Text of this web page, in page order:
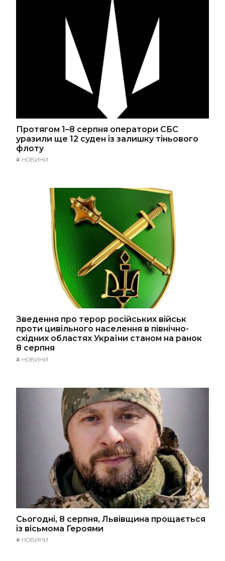
Протягом 1–8 серпня оператори СБС
уразили ще 12 суден із залишку тіньового
флоту
# НОВИНИ
Зведення про терор російських військ
проти цивільного населення в північно-
східних областях України станом на ранок
8 серпня
# НОВИНИ
Сьогодні, 8 серпня, Львівщина прощається
із вісьмома Героями
# НОВИНИ